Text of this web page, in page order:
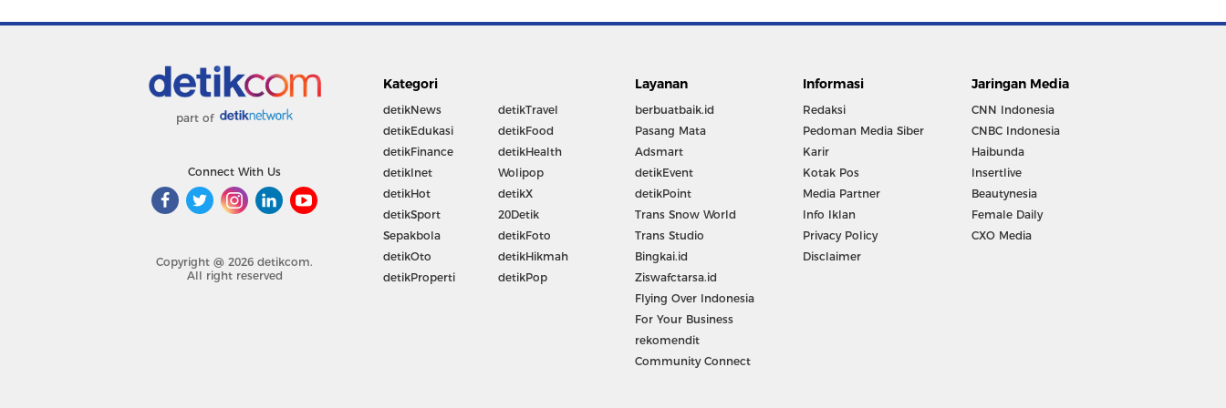
part of
Connect With Us
Copyright @ 2026 detikcom.
All right reserved
Kategori
detikNews
detikEdukasi
detikFinance
detikInet
detikHot
detikSport
Sepakbola
detikOto
detikProperti
detikTravel
detikFood
detikHealth
Wolipop
detikX
20Detik
detikFoto
detikHikmah
detikPop
Layanan
berbuatbaik.id
Pasang Mata
Adsmart
detikEvent
detikPoint
Trans Snow World
Trans Studio
Bingkai.id
Ziswafctarsa.id
Flying Over Indonesia
For Your Business
rekomendit
Community Connect
Informasi
Redaksi
Pedoman Media Siber
Karir
Kotak Pos
Media Partner
Info Iklan
Privacy Policy
Disclaimer
Jaringan Media
CNN Indonesia
CNBC Indonesia
Haibunda
Insertlive
Beautynesia
Female Daily
CXO Media